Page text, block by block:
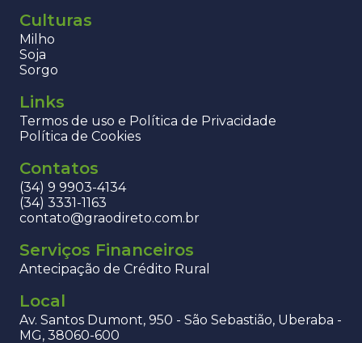
Culturas
Milho
Soja
Sorgo
Links
Termos de uso e Política de Privacidade
Política de Cookies
Contatos
(34) 9 9903-4134
(34) 3331-1163
contato@graodireto.com.br
Serviços Financeiros
Antecipação de Crédito Rural
Local
Av. Santos Dumont, 950 - São Sebastião, Uberaba -
MG, 38060-600